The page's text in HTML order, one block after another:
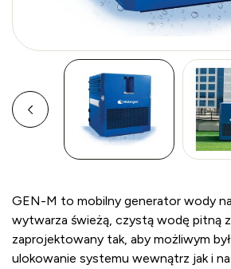
GEN-M to mobilny generator wody
wytwarza świeżą, czystą wodę pitną
zaprojektowany tak, aby możliwym
ulokowanie systemu wewnątrz jak i